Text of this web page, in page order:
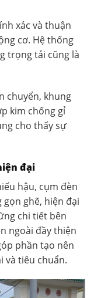
xác và thuận
cơ. Hệ thống
trọng tải cũng là
chuyển, khung
kim chống gỉ
cho thấy sự
đại
hậu, cụm đèn
ghẽ, hiện đại
chi tiết bên
ngoài đầy thiện
phần tạo nên
và tiêu chuẩn.